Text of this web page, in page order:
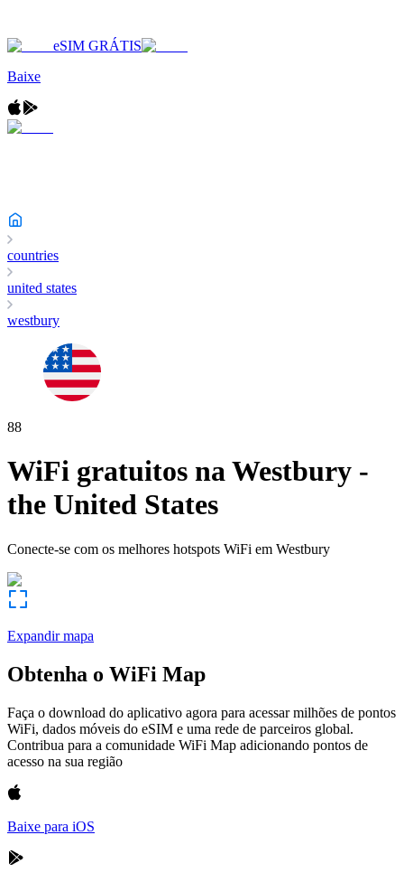
eSIM GRÁTIS
Baixe
countries
united states
westbury
88
WiFi gratuitos naWestbury -
the United States
Conecte-se com os melhores hotspots WiFi em Westbury
Expandir mapa
Obtenha o WiFi Map
Faça o download do aplicativo agora para acessar milhões de pontos
WiFi, dados móveis do eSIM e uma rede de parceiros global.
Contribua para a comunidade WiFi Map adicionando pontos de
acesso na sua região
Baixe para iOS